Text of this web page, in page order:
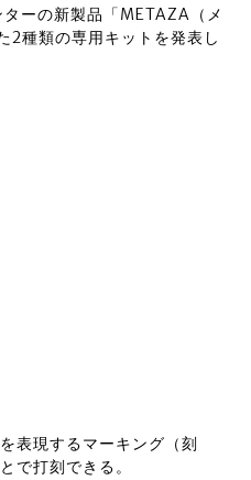
ーの新製品「METAZA（メ
2種類の専用キットを発表し
表現するマーキング（刻
で打刻できる。